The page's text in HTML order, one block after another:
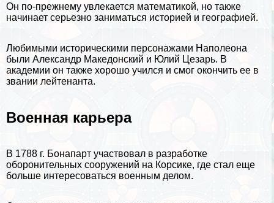
Он по-прежнему увлекается математикой, но также
начинает серьезно заниматься историей и географией.
Любимыми историческими персонажами Наполеона
были Александр Македонский и Юлий Цезарь. В
академии он также хорошо учился и смог окончить ее в
звании лейтенанта.
Военная карьера
В 1788 г. Бонапарт участвовал в разработке
оборонительных сооружений на Корсике, где стал еще
больше интересоваться военным делом.